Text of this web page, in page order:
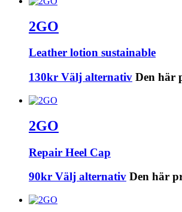
2GO
Leather lotion sustainable
130kr Välj alternativ Den här
2GO
Repair Heel Cap
90kr Välj alternativ Den här